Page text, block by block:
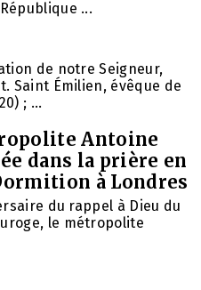
...
de notre Seigneur,
Saint Émilien, évêque de
; ...
Antoine
dans la prière en
à Londres
du rappel à Dieu du
le métropolite